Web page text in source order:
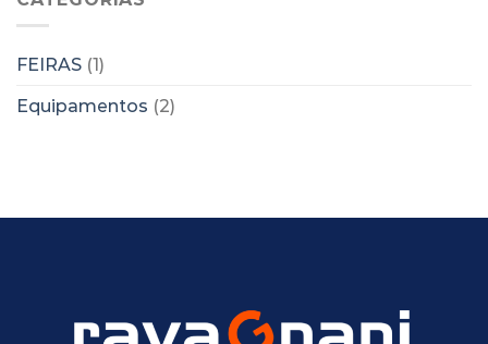
FEIRAS (1)
Equipamentos (2)